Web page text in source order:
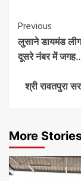
Post
Previous
लुसाने डायमंड
दूसरे नंबर में
श्री रावतपुरा
More